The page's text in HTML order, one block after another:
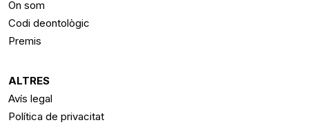
On som
Codi deontològic
Premis
ALTRES
Avís legal
Política de privacitat